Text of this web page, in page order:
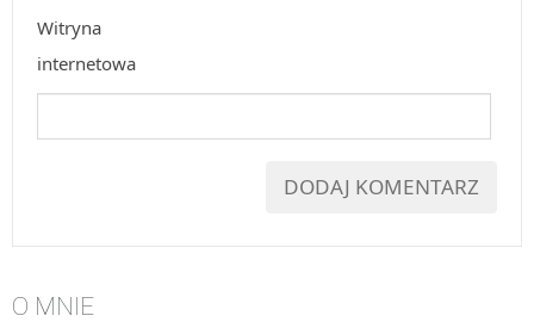
Witryna
internetowa
O MNIE